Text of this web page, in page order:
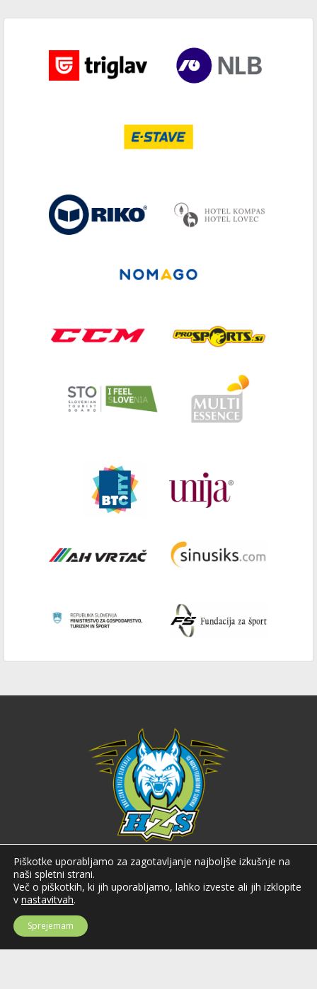
Hokejska zveza Slovenije
Hokejska zveza Slovenije (HZS) je krovna športna organizacija na področju
hokeja v Sloveniji. Organizira tekmovanja v različnih domačih in
mednarodnih hokejskih ligah in pokalih; pod njenim okriljem delujejo tudi
SI-1000 Ljubljana
Piškotke uporabljamo za zagotavljanje najboljše izkušnje na
naši spletni strani.
Več o piškotkih, ki jih uporabljamo, lahko izveste ali jih izklopite
v nastavitvah.
Sprejemam